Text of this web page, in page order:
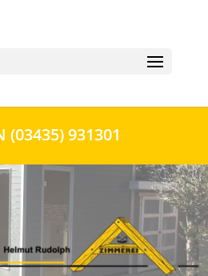
(03435) 931301